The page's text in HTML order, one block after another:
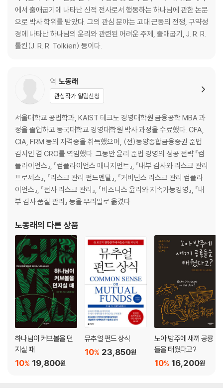
에서 출애굽기에 나타난 신적 전사로서 행동하는 하나님에 관한 논문
으로 박사 학위를 받았다. 그의 관심 분야는 고대 근동의 전쟁, 구약성
경에 나타난 하나님의 윤리와 관련된 어려운 주제, 출애굽기, J. R. R.
톨킨(J. R. R. Tolkien) 등이다.
역 노동래
관심작가 알림신청
서울대학교 공법학과, KAIST 테크노 경영대학원 금융공학 MBA 과
정을 졸업하고 동국대학교 경영대학원 박사 과정을 수료했다. CFA,
CIA, FRM 등의 자격증을 취득했으며, (전)동양종합금융증권 준법
감시인 겸 CRO를 역임했다. 그동안 윤리 준법 경영의 성공 전략 『컴
플라이언스』, 『컴플라이언스 매니지먼트』, 『내부 감사와 리스크 관리
프로세스』, 『리스크 관리 펀드멘탈』, 『거버넌스 리스크 관리 컴플라
이언스』, 『전사 리스크 관리』, 『비즈니스 윤리와 지속가능경영』, 『내
부 감사 품질 관리』 등을 우리말로 옮겼다.
노동래의 다른 상품
하나님이 커브볼을 던
지실 때
19,800원
10%
뮤추얼 펀드 상식
23,850원
10%
노아 방주에 새끼 공룡
들을 태웠다고?
16,200원
10%